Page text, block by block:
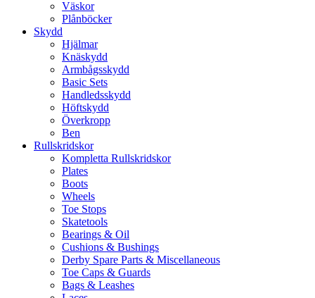
Väskor
Plånböcker
Skydd
Hjälmar
Knäskydd
Armbågsskydd
Basic Sets
Handledsskydd
Höftskydd
Överkropp
Ben
Rullskridskor
Kompletta Rullskridskor
Plates
Boots
Wheels
Toe Stops
Skatetools
Bearings & Oil
Cushions & Bushings
Derby Spare Parts & Miscellaneous
Toe Caps & Guards
Bags & Leashes